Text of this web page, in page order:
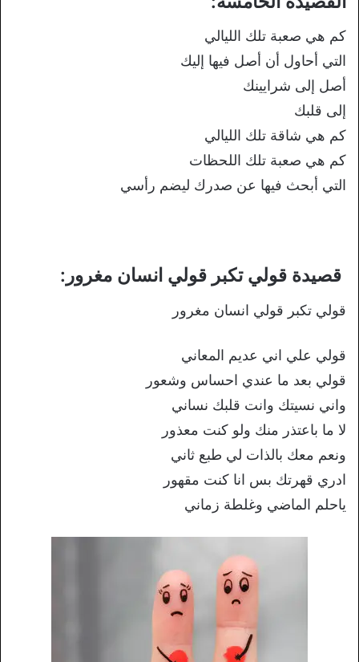
كم هي صعبة تلك الليالي
التي أحاول أن أصل فيها إليك
أصل إلى شرايينك
إلى قلبك
كم هي شاقة تلك الليالي
كم هي صعبة تلك اللحظات
التي أبحث فيها عن صدرك ليضم رأسي
قصيدة قولي تكبر قولي انسان مغرور:
قولي تكبر قولي انسان مغرور
قولي علي اني عديم المعاني
قولي بعد ما عندي احساس وشعور
واني نسيتك وانت قلبك نساني
لا ما باعتذر منك ولو كنت معذور
ونعم معك بالذات لي طبع ثاني
ادري قهرتك بس انا كنت مقهور
ياحلم الماضي وغلطة زماني